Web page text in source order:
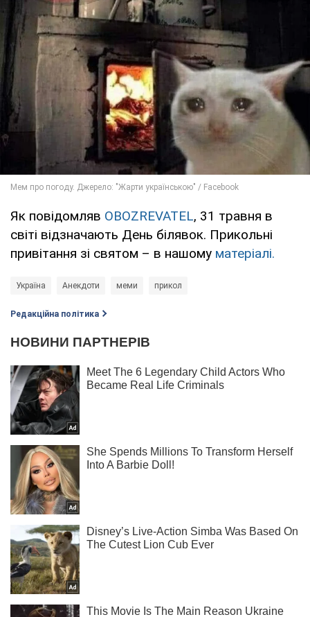
Як повідомляв OBOZREVATEL, 31 травня в
світі відзначають День білявок. Прикольні
привітання зі святом – в нашому матеріалі.
Україна Анекдоти меми прикол
Редакційна політика